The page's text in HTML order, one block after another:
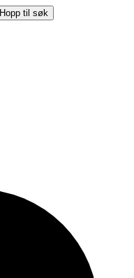
Hopp til søk